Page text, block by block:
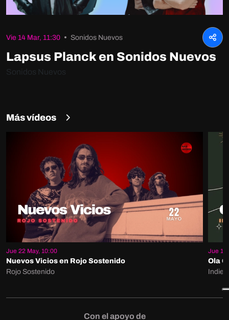
Vie 14 Mar, 11:30 Sonidos Nuevos
Lapsus Planck en Sonidos Nuevos
Sonidos Nuevos
Más vídeos
Jue 22 May, 10:00
Nuevos Vicios en Rojo Sostenido
Rojo Sostenido
Jue 15
Ola
Indie
Con el apoyo de